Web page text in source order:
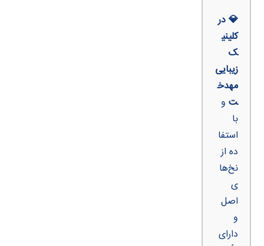
💎 در
کلینی
ک
زیبایی
مهدخ
ت و
با
استفا
ده از
نخ‌ها
ی
اصل
و
دارای